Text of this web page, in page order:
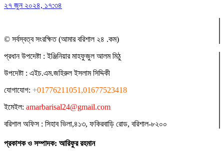
২৭ জুন ২০২৪, ১৭:৩৪
© সর্বস্বত্ব সংরক্ষিত (আমার বরিশাল ২৪ .কম)
প্রধান ‍উপদেষ্টা : ‍ইঞ্জিনিয়ার মাহফুজুল আলম মিঠু
উপদেষ্টা : এইচ.এম.জহিরুল ইসলাম সিদ্দিকী
যোগাযোগ: +01776211051,01677523418
ইমেইল: amarbarisal24@gmail.com
বরিশাল অফিস : সিহাব ভিলা,৪১৩, ফকিরবাড়ি রোড, বরিশাল-৮২০০
প্রকাশক ও সম্পাদক: আরিফুর রহমান